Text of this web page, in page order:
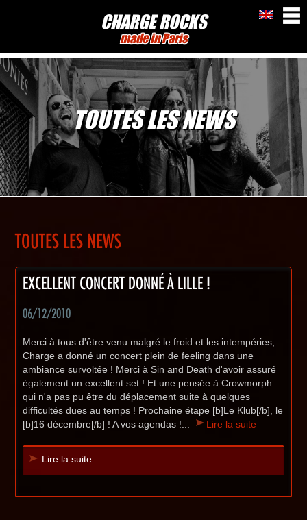
CHARGE ROCKS
made in Paris
TOUTES LES NEWS
TOUTES LES NEWS
EXCELLENT CONCERT DONNÉ À LILLE !
06/12/2010
Merci à tous d'être venu malgré le froid et les intempéries,
Charge a donné un concert plein de feeling dans une
ambiance survoltée ! Merci à Sin and Death d'avoir assuré
également un excellent set ! Et une pensée à Crowmorph
qui n'a pas pu être du déplacement suite à quelques
difficultés dues au temps ! Prochaine étape [b]Le Klub[/b], le
[b]16 décembre[/b] ! A vos agendas !...
Lire la suite
Lire la suite